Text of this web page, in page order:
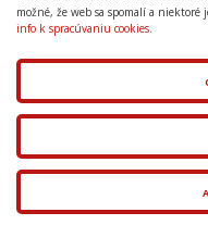
možné, že web sa spomalí a
info k spracúvaniu cookies.